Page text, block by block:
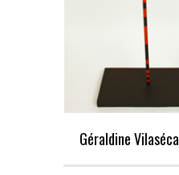
Géraldine Vilaséca